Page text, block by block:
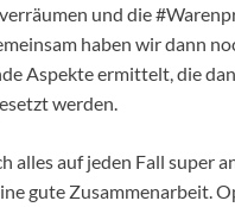
und die
haben wir dann
Aspekte ermittelt, die
werden.
alles auf jeden Fall super
gute Zusammenarbeit.